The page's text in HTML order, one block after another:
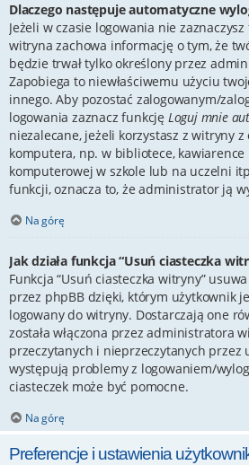
Dlaczego następuje automatyczne
Jeżeli w czasie logowania nie
witryna zachowa informację o tym, że
będzie trwał tylko określony przez
Zapobiega to niewłaściwemu użyciu
innego. Aby pozostać zalogowanym/
logowania zaznacz funkcję Loguj mnie
niezalecane, jeżeli korzystasz z witryny
komputera, np. w bibliotece,
komputerowej w szkole lub na uczelni
funkcji, oznacza to, że administrator ją
Na górę
Jak działa funkcja “Usuń ciasteczka
Funkcja “Usuń ciasteczka witryny”
przez phpBB dzięki, którym użytkownik
logowany do witryny. Dostarczają one
została włączona przez administratora
przeczytanych i nieprzeczytanych przez
występują problemy z logowaniem/
ciasteczek może być pomocne.
Na górę
Preferencje i ustawienia